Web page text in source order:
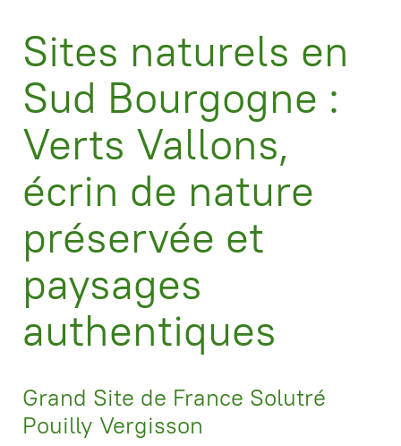
Sites naturels en
Sud Bourgogne :
Verts Vallons,
écrin de nature
préservée et
paysages
authentiques
Grand Site de France Solutré
Pouilly Vergisson